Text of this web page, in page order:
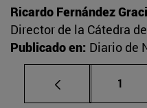
Ricardo Fernández
Director de la Cátedra
Publicado en: Diario de
1